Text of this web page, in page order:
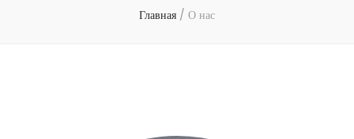
Главная / О нас